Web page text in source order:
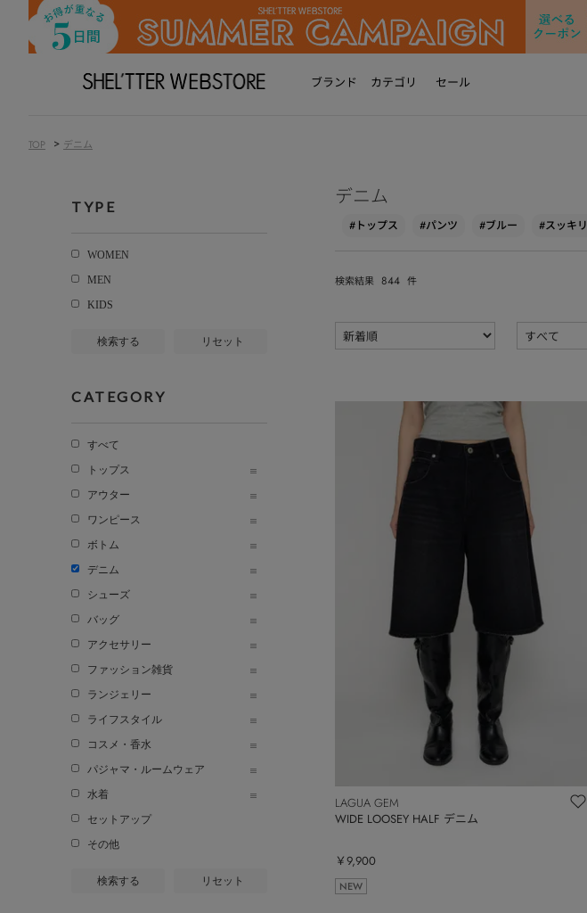
ブランド カテゴリ セール
TOP > デニム
TYPE
WOMEN
MEN
KIDS
検索する リセット
CATEGORY
すべて
トップス
アウター
ワンピース
ボトム
デニム
シューズ
バッグ
アクセサリー
ファッション雑貨
ランジェリー
ライフスタイル
コスメ・香水
パジャマ・ルームウェア
水着
セットアップ
その他
検索する リセット
デニム
#トップス #パンツ #ブルー #スッキリ
検索結果 844 件
LAGUA GEM
WIDE LOOSEY HALF デニム
￥9,900
NEW